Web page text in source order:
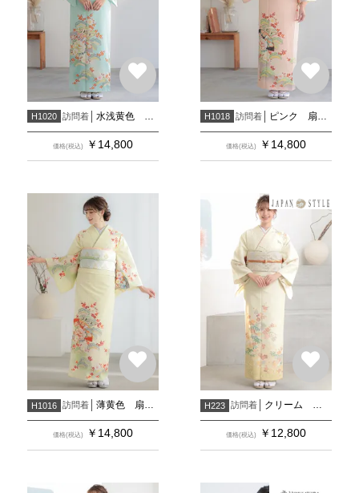
H1020 訪問着
価格(税込) ￥ 14,800
H1018 訪問着
価格(税込) ￥ 14,800
H1016 訪問着 薄黄色 扇面牡丹に鶴松桜(H1017)
価格(税込) ￥ 14,800
H223 訪問着 クリーム 松竹梅
価格(税込) ￥ 12,800